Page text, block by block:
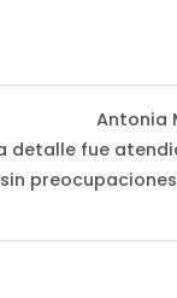
Antonia
detalle fue